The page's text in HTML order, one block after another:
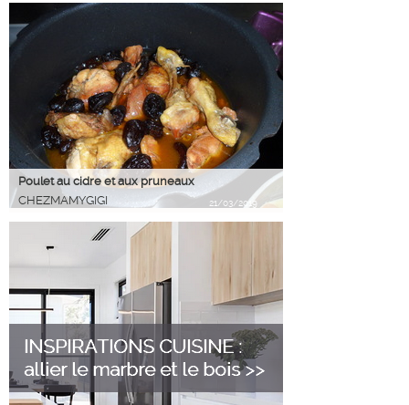
Poulet au cidre et aux pruneaux
CHEZMAMYGIGI
21/03/2019